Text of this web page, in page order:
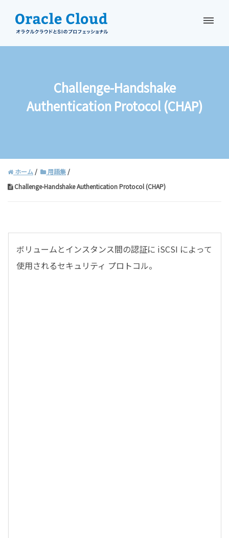
Challenge-Handshake
Authentication Protocol (CHAP)
ホーム
用語集
Challenge-Handshake Authentication Protocol (CHAP)
ボリュームとインスタンス間の認証に iSCSI によって
使用されるセキュリティ プロトコル。